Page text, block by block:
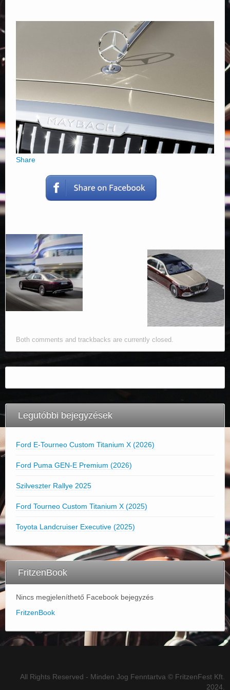
Share
Both comments and trackbacks are currently closed.
Legutóbbi bejegyzések
Ford E-Tourneo Custom Titanium X (2026)
Ford Puma GEN-E Premium (2026)
Szilveszter Rallye 2025
Ford Tourneo Custom Titanium X (2025)
Toyota Landcruiser Executive (2025)
FritzenBook
Nincs megjeleníthető Facebook bejegyzés
FritzenBook
All Rights Reserved - Minden Jog Fenntartva © FritzenFest Kft.
2024.